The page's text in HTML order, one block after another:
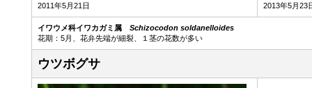
2011年5月21日 2013年5月23
イワウメ科イワカガミ属 Schizocodon soldanelloides
花期：5月、花弁先端が細裂、１茎の花数が多い
ウツボグサ